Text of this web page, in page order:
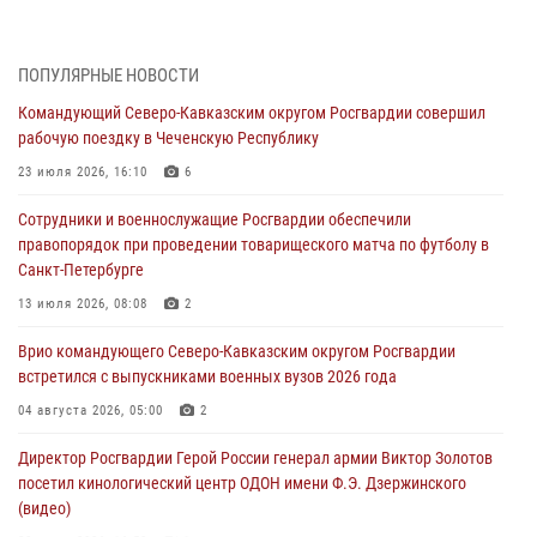
в честь юбилея ведомства
08 августа 2026, 09:03
медицины с учетом опыта СВО
08 августа 2026, 09:00
Военнослужащие Софринской бригады Росгвардии встретились с
дорогой к Победе в СВО» (видео)
08 августа 2026, 07:00
настольному теннису ко Дню физкультурника
ПОПУЛЯРНЫЕ НОВОСТИ
Командующий Северо-Кавказским округом Росгвардии совершил
рабочую поездку в Чеченскую Республику
23 июля 2026, 16:10 6
Сотрудники и военнослужащие Росгвардии обеспечили
правопорядок при проведении товарищеского матча по футболу в
Санкт-Петербурге
13 июля 2026, 08:08 2
Врио командующего Северо-Кавказским округом Росгвардии
встретился с выпускниками военных вузов 2026 года
04 августа 2026, 05:00 2
Директор Росгвардии Герой России генерал армии Виктор Золотов
посетил кинологический центр ОДОН имени Ф.Э. Дзержинского
(видео)